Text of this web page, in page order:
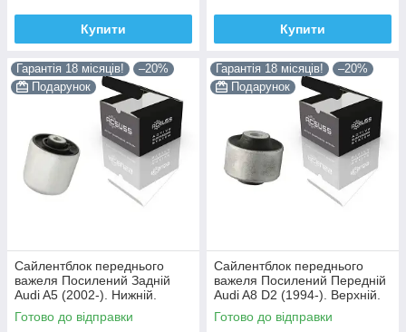
Купити Купити
Гарантія 18 місяців!
–20%
Подарунок
Сайлентблок переднього
важеля Посилений Задній
Audi A5 (2002-). Нижній.
Корея ACSUSS! 4H0407183 ,
TD1247W , VKDS331074
Готово до відправки
Гарантія 18 місяців!
–20%
Подарунок
Сайлентблок переднього
важеля Посилений Передній
Audi A8 D2 (1994-). Верхній.
Корея ACSUSS! 35379 ,
JBU138 , TD1062W
Готово до відправки